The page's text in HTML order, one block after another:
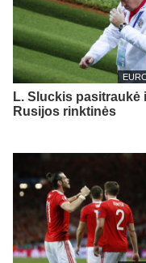
L. Sluckis pasitraukė
Rusijos rinktinės